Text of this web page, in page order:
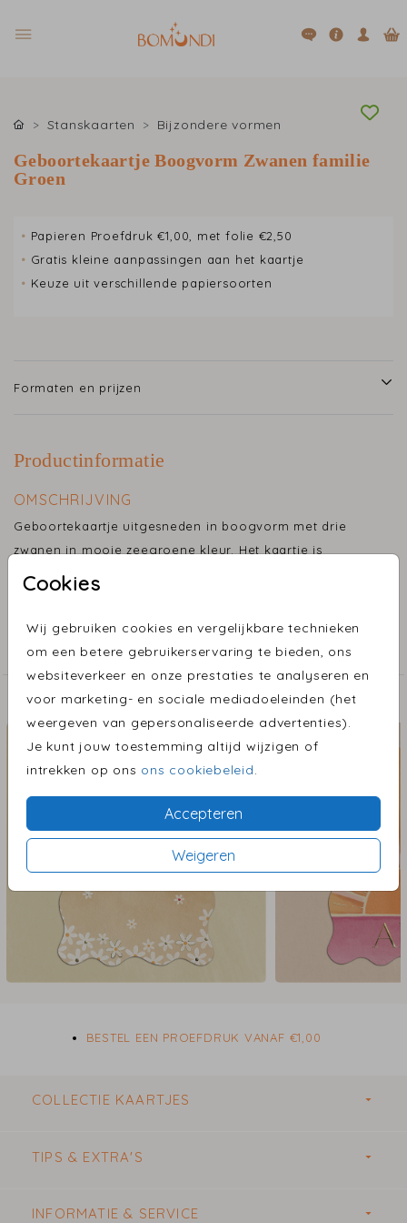
Cookies
Wij gebruiken cookies en vergelijkbare technieken
om een betere gebruikerservaring te bieden, ons
websiteverkeer en onze prestaties te analyseren en
voor marketing- en sociale mediadoeleinden (het
weergeven van gepersonaliseerde advertenties).
Je kunt jouw toestemming altijd wijzigen of
intrekken op ons ons cookiebeleid
Accepteren
Weigeren
Stanskaarten Bijzondere vormen
Geboortekaartje Boogvorm Zwanen familie
Groen
• Papieren Proefdruk €1,00, met folie €2,50
• Gratis kleine aanpassingen aan het kaartje
• Keuze uit verschillende papiersoorten
Formaten en prijzen
Productinformatie
OMSCHRIJVING
Geboortekaartje uitgesneden in boogvorm met drie
zwanen in mooie zeegroene kleur. Het kaartje is
afgewerkt met gouden sterretjes.
COLLECTIE
Bijzondere vormen
ONTDEK MEER MOOIE ONTWERPEN
BESTEL EEN PROEFDRUK VANAF €1,00
COLLECTIE KAARTJES
TIPS & EXTRA'S
INFORMATIE & SERVICE